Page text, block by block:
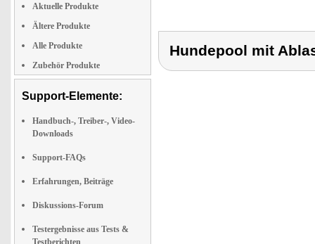
Aktuelle Produkte
Ältere Produkte
Alle Produkte
Zubehör Produkte
Support-Elemente:
Handbuch-, Treiber-, Video-
Downloads
Support-FAQs
Erfahrungen, Beiträge
Diskussions-Forum
Testergebnisse aus Tests &
Testberichten
Hundepool mit